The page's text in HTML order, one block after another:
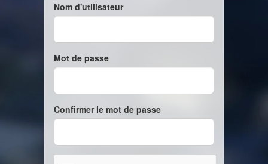
Nom d'utilisateur
Mot de passe
Confirmer le mot de passe